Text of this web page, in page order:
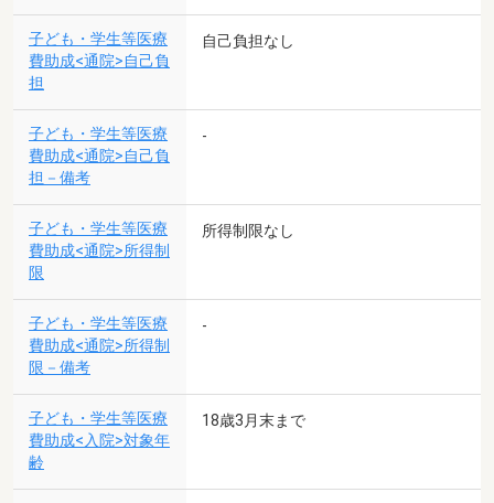
子ども・学生等医療
費助成<通院>自己負
担
自己負担なし
子ども・学生等医療
費助成<通院>自己負
担－備考
-
子ども・学生等医療
費助成<通院>所得制
限
所得制限なし
子ども・学生等医療
費助成<通院>所得制
限－備考
-
子ども・学生等医療
費助成<入院>対象年
齢
18歳3月末まで